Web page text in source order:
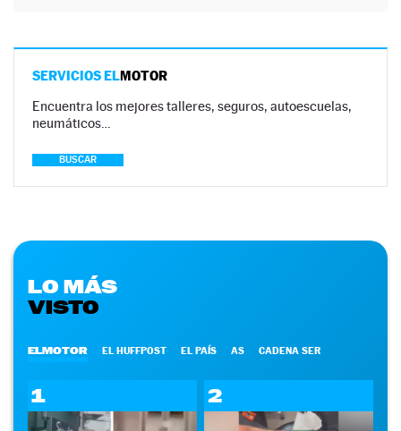
SERVICIOS ELMOTOR
Encuentra los mejores talleres, seguros, autoescuelas,
neumáticos…
BUSCAR
LO MÁS
VISTO
ELMOTOR EL HUFFPOST EL PAÍS AS CADENA SER
1 2